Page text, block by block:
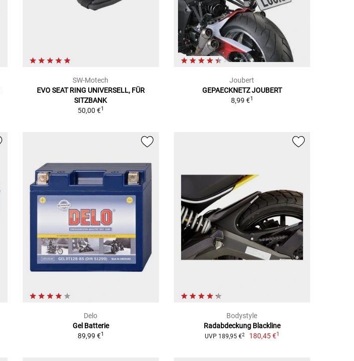
SW-Motech
EVO SEAT RING UNIVERSELL, FÜR
SITZBANK
50,00 €1
Joubert
GEPAECKNETZ JOUBERT
8,99 €1
Delo
Gel Batterie
89,99 €1
Bodystyle
Radabdeckung Blackline
UVP 189,95 €2 180,45 €1